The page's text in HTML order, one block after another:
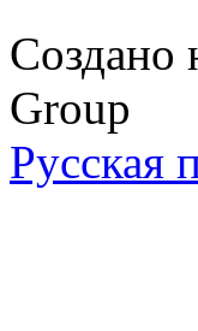
Создано
Group
Русская